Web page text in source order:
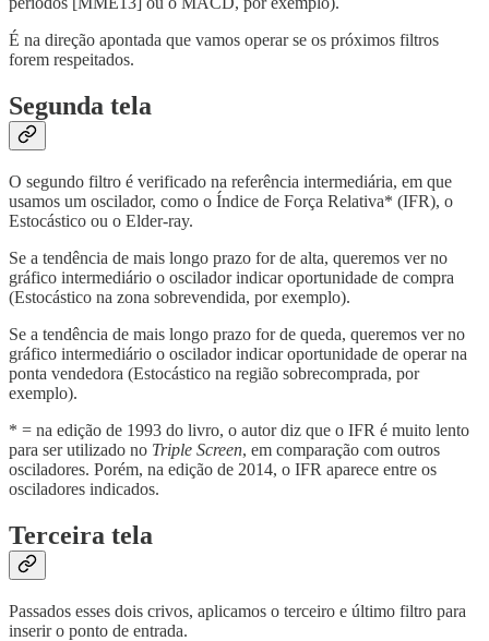
É na direção apontada que vamos operar se os próximos filtros
forem respeitados.
Segunda tela
O segundo filtro é verificado na referência intermediária, em que
usamos um oscilador, como o Índice de Força Relativa* (IFR), o
Estocástico ou o Elder-ray.
Se a tendência de mais longo prazo for de alta, queremos ver no
gráfico intermediário o oscilador indicar oportunidade de compra
(Estocástico na zona sobrevendida, por exemplo).
Se a tendência de mais longo prazo for de queda, queremos ver no
gráfico intermediário o oscilador indicar oportunidade de operar na
ponta vendedora (Estocástico na região sobrecomprada, por
exemplo).
* = na edição de 1993 do livro, o autor diz que o IFR é muito lento
para ser utilizado no Triple Screen, em comparação com outros
osciladores. Porém, na edição de 2014, o IFR aparece entre os
osciladores indicados.
Terceira tela
Passados esses dois crivos, aplicamos o terceiro e último filtro para
inserir o ponto de entrada.